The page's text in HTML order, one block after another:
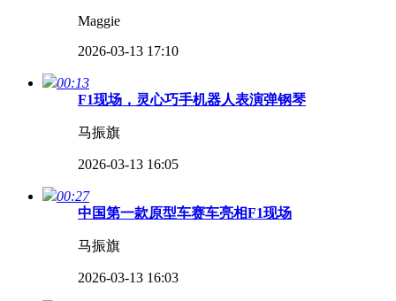
Maggie
2026-03-13 17:10
00:13
F1现场，灵心巧手机器人表演弹钢琴
马振旗
2026-03-13 16:05
00:27
中国第一款原型车赛车亮相F1现场
马振旗
2026-03-13 16:03